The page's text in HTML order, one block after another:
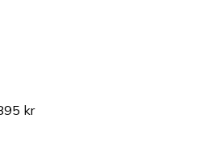
kr